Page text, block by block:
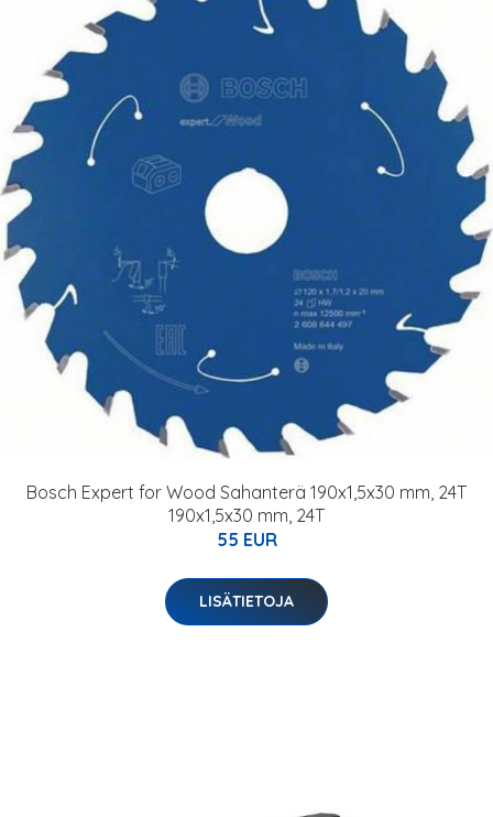
Bosch Expert for Wood Sahanterä 190x1,5x30 mm, 24T
190x1,5x30 mm, 24T
55 EUR
LISÄTIETOJA